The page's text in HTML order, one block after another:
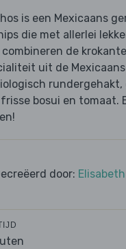
is een Mexicaans
die met allerlei
de
uit de
bosui en tomaat.
door: Elisabeth